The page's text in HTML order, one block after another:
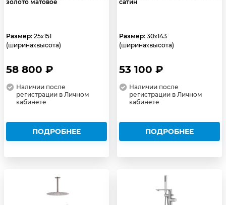
золото матовое
Размер: 25x151
(ширинаxвысота)
58 800 ₽
Наличии после
регистрации в Личном
кабинете
ПОДРОБНЕЕ
сатин
Размер: 30x143
(ширинаxвысота)
53 100 ₽
Наличии после
регистрации в Личном
кабинете
ПОДРОБНЕЕ